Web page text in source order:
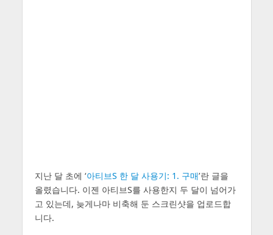
지난 달 초에 ‘아티브S 한 달 사용기: 1. 구매’란 글을
올렸습니다. 이젠 아티브S를 사용한지 두 달이 넘어가
고 있는데, 늦게나마 비축해 둔 스크린샷을 업로드합
니다.